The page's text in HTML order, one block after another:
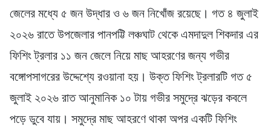
জেলের মধ্যে ৫ জন উদ্ধার ও ৬ জন নিখোঁজ রয়েছে। গত ৪ জুলাই
২০২৬ রাতে উপজেলার পানপট্টি লঞ্চঘাট থেকে এমদাদুল শিকদার এর
ফিশিং ট্রলার ১১ জন জেলে নিয়ে মাছ আহরণের জন্য গভীর
বঙ্গোপসাগরের উদ্দেশ্যে রওয়ানা হয়। উক্ত ফিশিং ট্রলারটি গত ৫
জুলাই ২০২৬ রাত আনুমানিক ১০ টায় গভীর সমুদ্রে ঝড়ের কবলে
পড়ে ডুবে যায়। সমুদ্রে মাছ আহরণে থাকা অপর একটি ফিশিং